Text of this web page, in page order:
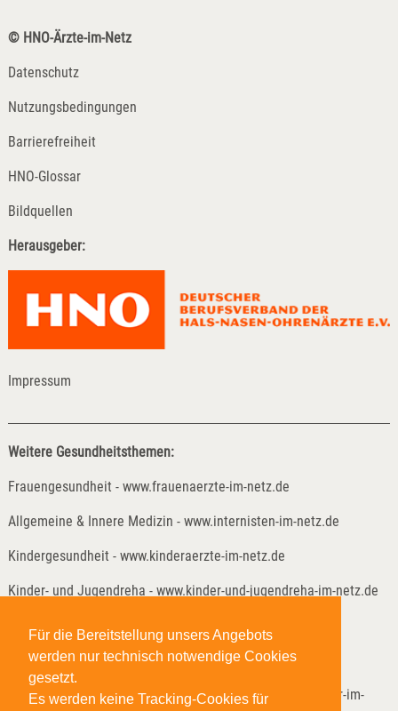
Für die Bereitstellung unsers Angebots
werden nur technisch notwendige Cookies
gesetzt.
Es werden keine Tracking-Cookies für
© HNO-Ärzte-im-Netz
Datenschutz
Nutzungsbedingungen
Barrierefreiheit
HNO-Glossar
Bildquellen
Herausgeber:
Impressum
Weitere Gesundheitsthemen:
Frauengesundheit - www.frauenaerzte-im-netz.de
Allgemeine & Innere Medizin - www.internisten-im-netz.de
Kindergesundheit - www.kinderaerzte-im-netz.de
Kinder- und Jugendreha - www.kinder-und-jugendreha-im-netz.de
Lungenheilkunde - www.lungenaerzte-im-netz.de
Neurologie & Psychiatrie - www.neurologen-und-psychiater-im-